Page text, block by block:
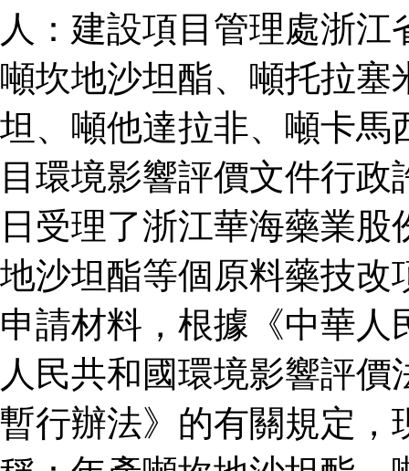
人：建設項目管理處浙
噸坎地沙坦酯、噸托拉塞
坦、噸他達拉非、噸卡馬
目環境影響評價文件行
日受理了浙江華海藥業
地沙坦酯等個原料藥技改
申請材料，根據《中華
人民共和國環境影響評
暫行辦法》的有關規定，